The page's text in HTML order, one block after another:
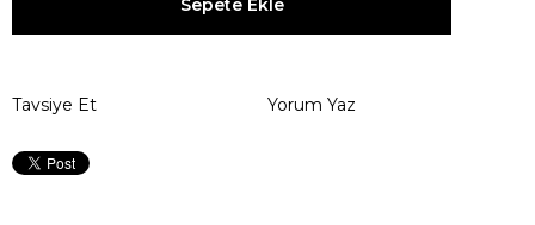
Tavsiye Et Yorum Yaz